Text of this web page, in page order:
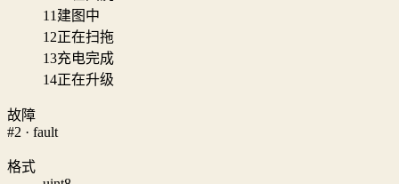
11 建图中
12正在扫拖
13充电完成
14正在升级
故障
#2 · fault
格式